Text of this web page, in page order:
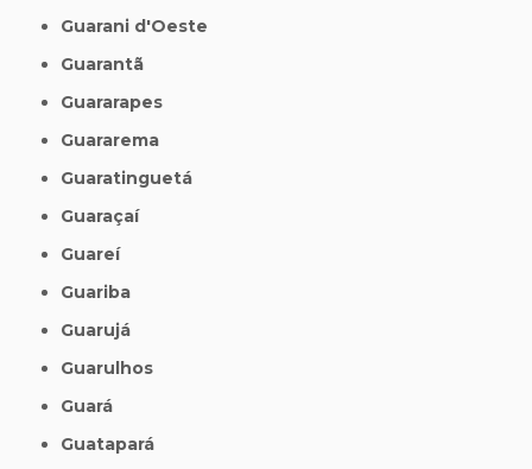
Guarani d'Oeste
Guarantã
Guararapes
Guararema
Guaratinguetá
Guaraçaí
Guareí
Guariba
Guarujá
Guarulhos
Guará
Guatapará